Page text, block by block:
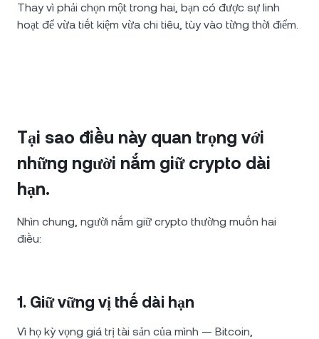
Thay vì phải chọn một trong hai, bạn có được sự linh
hoạt để vừa tiết kiệm vừa chi tiêu, tùy vào từng thời điểm.
Tại sao điều này quan trọng với
những người nắm giữ crypto dài
hạn.
Nhìn chung, người nắm giữ crypto thường muốn hai
điều:
1. Giữ vững vị thế dài hạn
Vì họ kỳ vọng giá trị tài sản của mình — Bitcoin,